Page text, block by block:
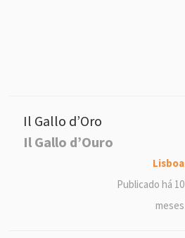
Il Gallo d’Oro
Il Gallo d’Ouro
Lisboa
Publicado há 10
meses